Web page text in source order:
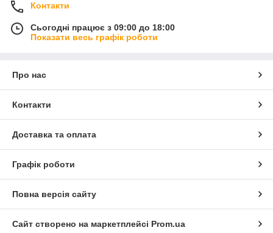
Контакти
Сьогодні працює з 09:00 до 18:00
Показати весь графік роботи
Про нас
Контакти
Доставка та оплата
Графік роботи
Повна версія сайту
Сайт створено на маркетплейсі Prom.ua